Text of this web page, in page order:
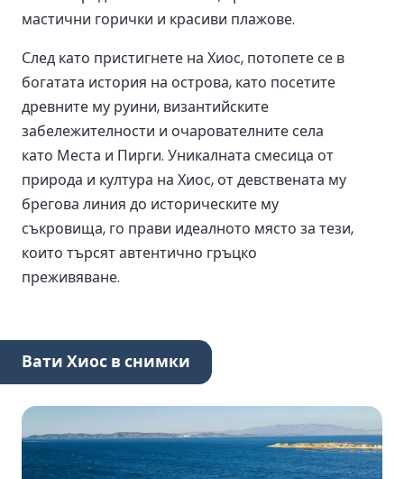
мастични горички и красиви плажове.
След като пристигнете на Хиос, потопете се в
богатата история на острова, като посетите
древните му руини, византийските
забележителности и очарователните села
като Места и Пирги. Уникалната смесица от
природа и култура на Хиос, от девствената му
брегова линия до историческите му
съкровища, го прави идеалното място за тези,
които търсят автентично гръцко
преживяване.
Вати Хиос в снимки